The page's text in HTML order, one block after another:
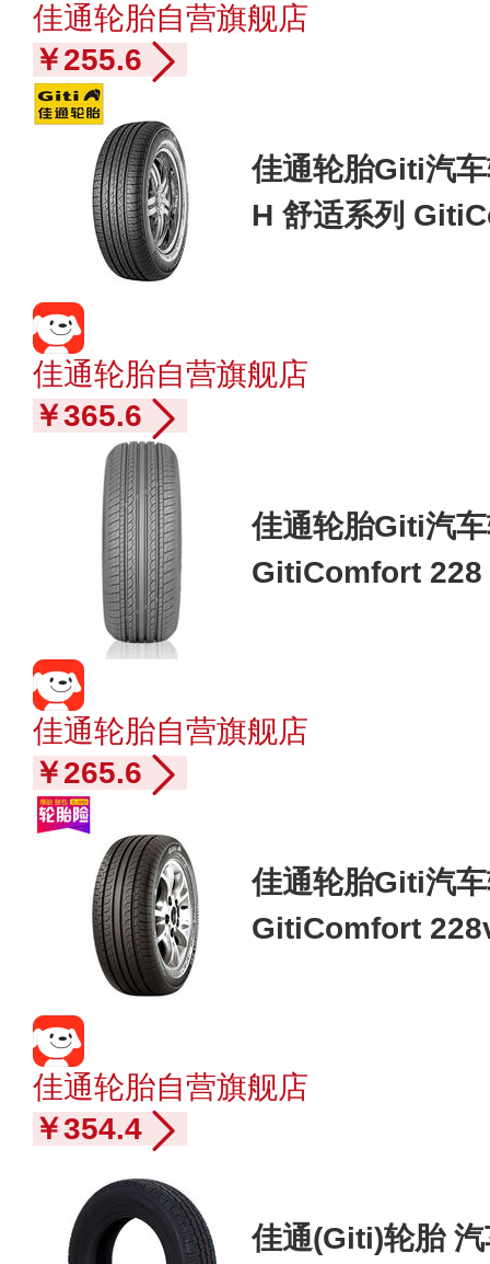
佳通轮胎自营旗舰店
￥255.6
佳通轮胎Giti汽
H 舒适系列
佳通轮胎自营旗舰店
￥365.6
佳通轮胎Giti汽
GitiComfort 228
佳通轮胎自营旗舰店
￥265.6
佳通轮胎Giti汽
GitiComfort
佳通轮胎自营旗舰店
￥354.4
佳通(Giti)轮胎